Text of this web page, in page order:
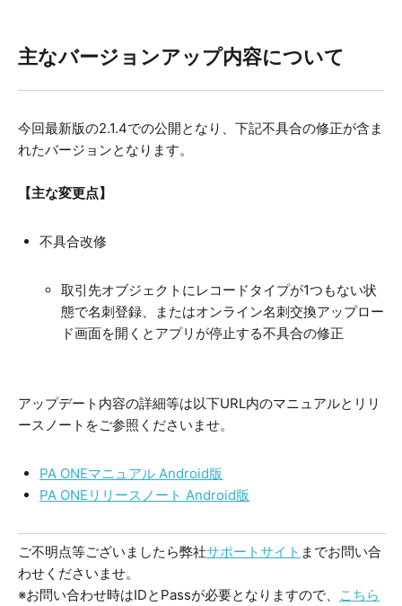
主なバージョンアップ内容について
今回最新版の2.1.4での公開となり、下記不具合の修正が含ま
れたバージョンとなります。
【主な変更点】
不具合改修
取引先オブジェクトにレコードタイプが1つもない状
態で名刺登録、またはオンライン名刺交換アップロー
ド画面を開くとアプリが停止する不具合の修正
アップデート内容の詳細等は以下URL内のマニュアルとリリ
ースノートをご参照くださいませ。
PA ONEマニュアル Android版
PA ONEリリースノート Android版
ご不明点等ございましたら弊社サポートサイト までお問い合
わせくださいませ。
※お問い合わせ時はIDとPassが必要となりますので、
こちら